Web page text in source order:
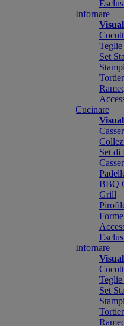
Infornare
Set
Cucinare
Set di
BBQ
Grill
Infornare
Set